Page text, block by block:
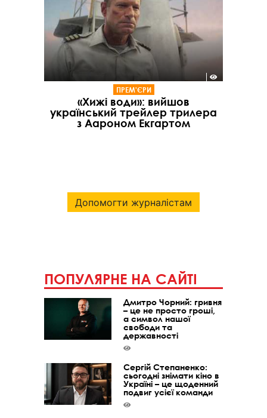
ПРЕМ'ЄРИ
«Хижі води»: вийшов
український трейлер трилера
з Аароном Екгартом
Допомогти журналістам
ПОПУЛЯРНЕ НА САЙТІ
Дмитро Чорний: гривня
– це не просто гроші,
а символ нашої
свободи та
державності
Сергій Степаненко:
сьогодні знімати кіно в
Україні – це щоденний
подвиг усієї команди